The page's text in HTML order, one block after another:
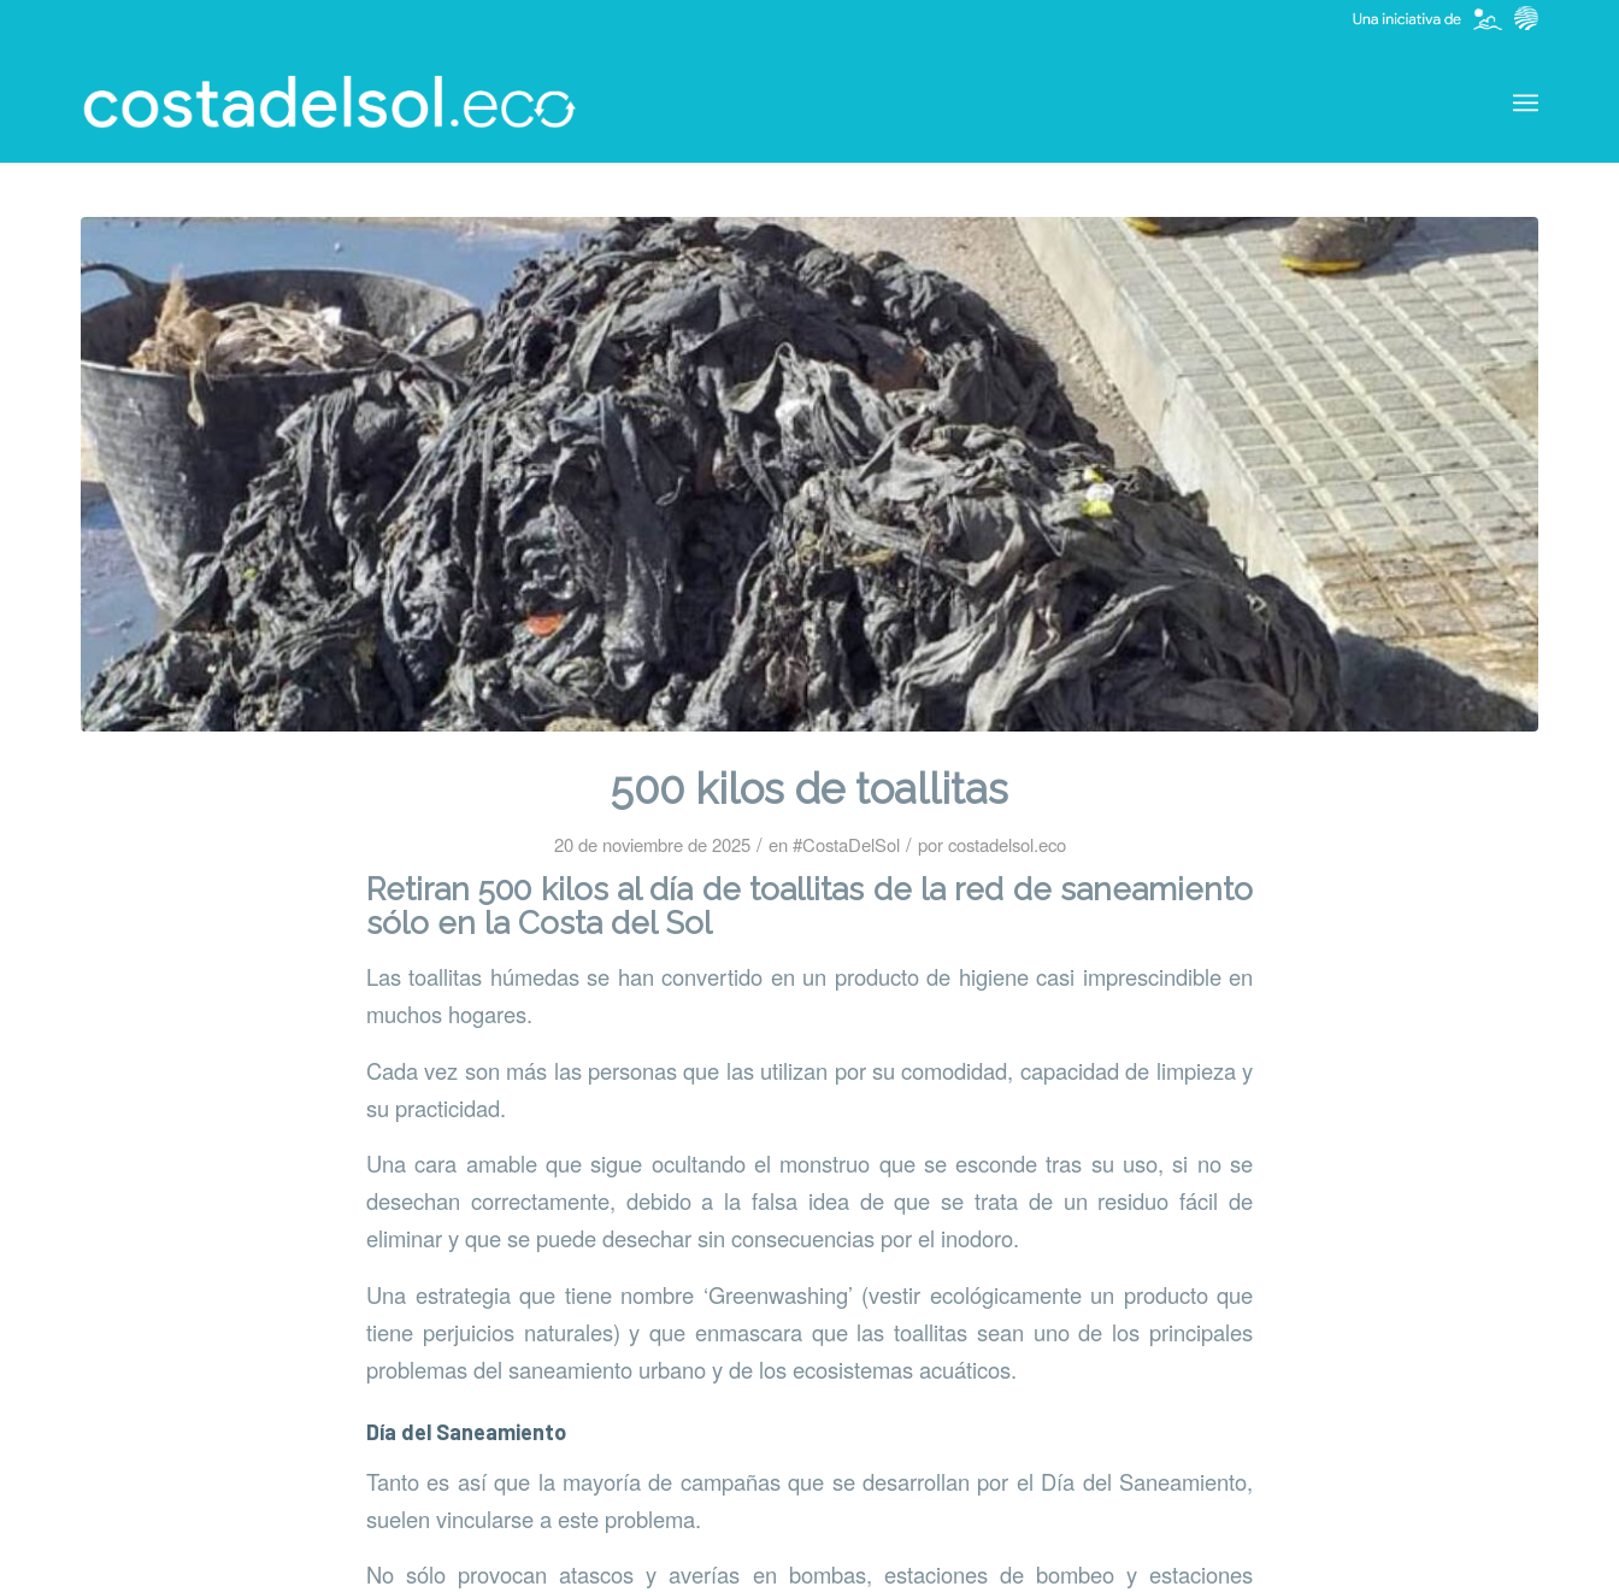
500 kilos de toallitas
20 de noviembre de 2025 / en#CostaDelSol / porcostadelsol.eco
Retiran 500 kilos al día de toallitas de la red de saneamiento
sólo en la Costa del Sol
Las toallitas húmedas se han convertido en un producto de higiene casi imprescindible en
muchos hogares.
Cada vez son más las personas que las utilizan por su comodidad, capacidad de limpieza y
su practicidad.
Una cara amable que sigue ocultando el monstruo que se esconde tras su uso, si no se
desechan correctamente, debido a la falsa idea de que se trata de un residuo fácil de
eliminar y que se puede desechar sin consecuencias por el inodoro.
Una estrategia que tiene nombre ‘Greenwashing’ (vestir ecológicamente un producto que
tiene perjuicios naturales) y que enmascara que las toallitas sean uno de los principales
problemas del saneamiento urbano y de los ecosistemas acuáticos.
Día del Saneamiento
Tanto es así que la mayoría de campañas que se desarrollan por el Día del Saneamiento,
suelen vincularse a este problema.
No sólo provocan atascos y averías en bombas, estaciones de bombeo y estaciones